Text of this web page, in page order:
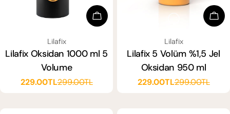
Sepete Ekle
SATICI:
Lilafix
Lilafix Oksidan 1000 ml 5
Volume
Satış
229.00TLNormal
299.00TL
SATICI:
Lilafix
Lilafix 5 Volüm %1,5 Jel
Oksidan 950 ml
Satış
229.00TLNormal
299.00TL